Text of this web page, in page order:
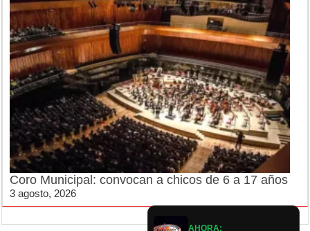
Coro Municipal: convocan a chicos de 6 a 17 años
3 agosto, 2026
AHORA: